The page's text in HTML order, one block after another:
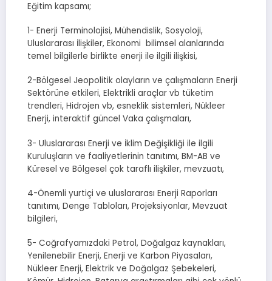
Eğitim kapsamı;
1- Enerji Terminolojisi, Mühendislik, Sosyoloji,
Uluslararası İlişkiler, Ekonomi bilimsel alanlarında
temel bilgilerle birlikte enerji ile ilgili ilişkisi,
2-Bölgesel Jeopolitik olayların ve çalışmaların Enerji
Sektörüne etkileri, Elektrikli araçlar vb tüketim
trendleri, Hidrojen vb, esneklik sistemleri, Nükleer
Enerji, interaktif güncel Vaka çalışmaları,
3- Uluslararası Enerji ve İklim Değişikliği ile ilgili
Kuruluşların ve faaliyetlerinin tanıtımı, BM-AB ve
Küresel ve Bölgesel çok taraflı ilişkiler, mevzuatı,
4-Önemli yurtiçi ve uluslararası Enerji Raporları
tanıtımı, Denge Tabloları, Projeksiyonlar, Mevzuat
bilgileri,
5- Coğrafyamızdaki Petrol, Doğalgaz kaynakları,
Yenilenebilir Enerji, Enerji ve Karbon Piyasaları,
Nükleer Enerji, Elektrik ve Doğalgaz Şebekeleri,